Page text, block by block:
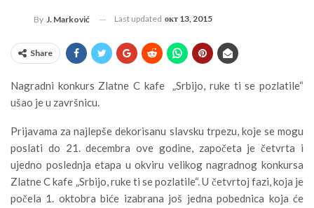
By J. Marković Last updated окт 13, 2015
Share
Nagradni konkurs Zlatne C kafe „Srbijo, ruke ti se pozlatile“
ušao je u završnicu.
Prijavama za najlepše dekorisanu slavsku trpezu, koje se mogu
poslati do 21. decembra ove godine, započeta je četvrta i
ujedno poslednja etapa u okviru velikog nagradnog konkursa
Zlatne C kafe „Srbijo, ruke ti se pozlatile“. U četvrtoj fazi, koja je
počela 1. oktobra biće izabrana još jedna pobednica koja će